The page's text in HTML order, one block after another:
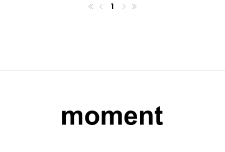
첫번째페이지 1 마지막페이지